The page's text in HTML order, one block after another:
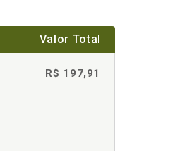
Valor Total
R$ 197,91